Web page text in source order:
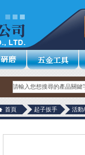
首頁 起子扳手 活動